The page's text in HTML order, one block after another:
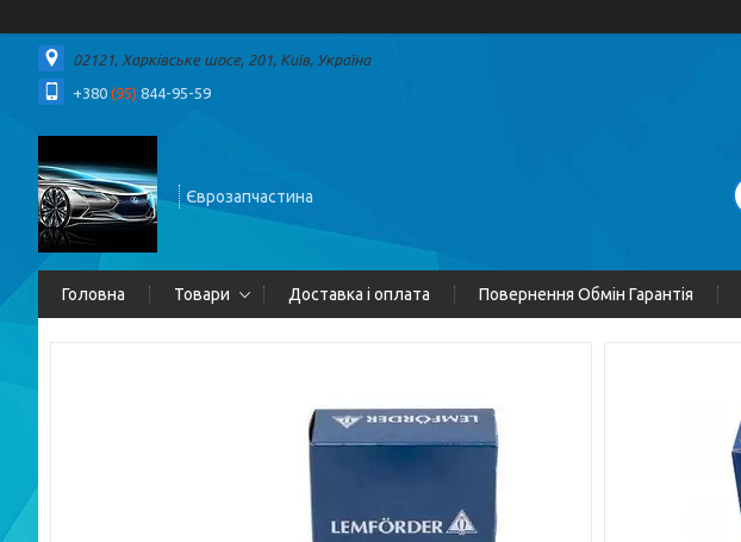
02121, Харківське шосе, 201, Київ, Україна
+380 (95) 844-95-59
Єврозапчастина
Головна Товари Доставка і оплата Повернення Обмін Гарантія